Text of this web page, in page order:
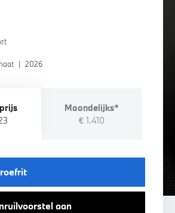
| 2026
Maandelijks*
€ 1.410
aan